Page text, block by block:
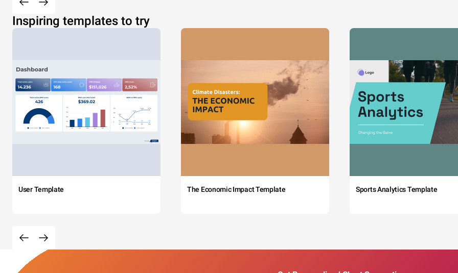
Inspiring templates to try
User Template The Economic Impact Template Sports Analytics Template